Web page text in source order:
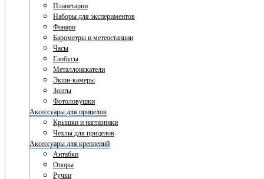
Планетарии
Наборы для экспериментов
Фонари
Барометры и метеостанции
Часы
Глобусы
Металлоискатели
Экшн-камеры
Зонты
Фотоловушки
Аксессуары для прицелов
Крышки и наглазники
Чехлы для прицелов
Аксессуары для креплений
Антабки
Опоры
Ручки